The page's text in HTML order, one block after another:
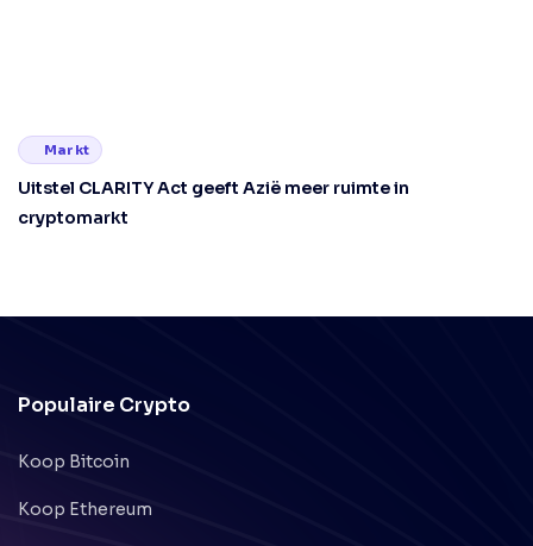
Markt
Uitstel CLARITY Act geeft Azië meer ruimte in
cryptomarkt
Populaire Crypto
Koop Bitcoin
Koop Ethereum